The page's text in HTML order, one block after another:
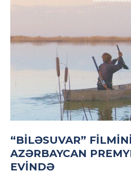
“BILƏSUVAR”
AZƏRBAYCAN
EVINDƏ